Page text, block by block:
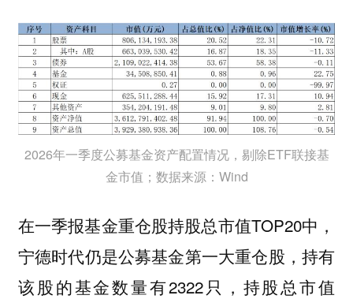
2026年一季度公募基金资产配置情况，剔除ETF联接基
金市值；数据来源：Wind
在一季报基金重仓股持股总市值TOP20中，
宁德时代仍是公募基金第一大重仓股，持有
该股的基金数量有2322只，持股总市值